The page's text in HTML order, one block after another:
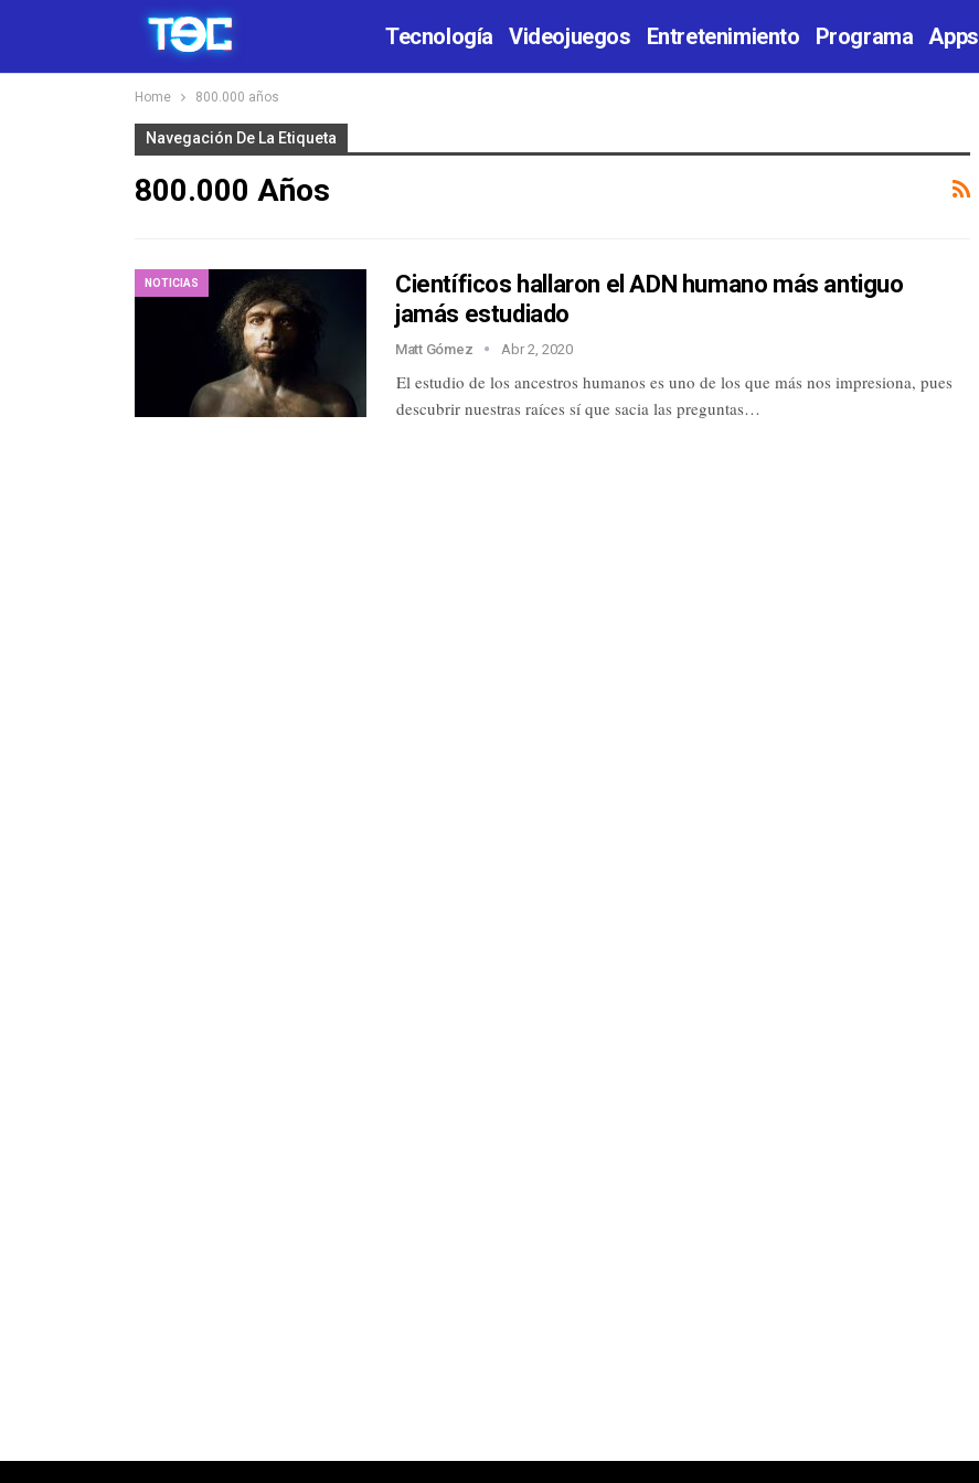
Tecnología Videojuegos Entretenimiento Programa Apps
Home 800.000 años
Navegación De La Etiqueta
800.000 Años
NOTICIAS
Científicos hallaron el ADN humano más antiguo
jamás estudiado
Matt Gómez Abr 2, 2020
El estudio de los ancestros humanos es uno de los que más nos impresiona, pues
descubrir nuestras raíces sí que sacia las preguntas…